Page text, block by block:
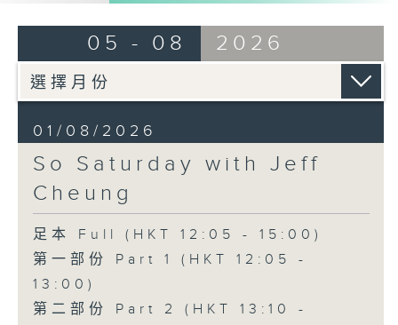
05 - 08 2026
01/08/2026
So Saturday with Jeff
Cheung
足本 Full (HKT 12:05 - 15:00)
第一部份 Part 1 (HKT 12:05 -
13:00)
第二部份 Part 2 (HKT 13:10 -